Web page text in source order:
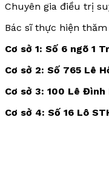
Chuyên gia điều trị
Bác sĩ thực hiện
Cơ sở 1: Số 6 ngõ 1
Cơ sở 2: Số 765 Lê
Cơ sở 3: 100 Lê
Cơ sở 4: Số 16 Lô